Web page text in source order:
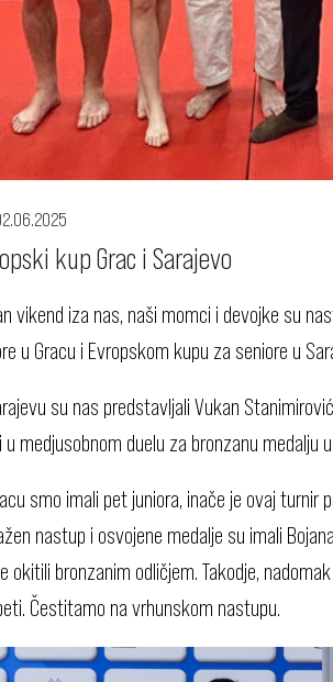
kup Grac i Sarajevo
vikend iza nas, naši momci i devojke su
u Gracu i Evropskom kupu za seniore u
su nas predstavljali Vukan
u medjusobnom duelu za bronzanu medalju
smo imali pet juniora, inače je ovaj turnir
nastup i osvojene medalje su imali
okitili bronzanim odličjem. Takodje,
Čestitamo na vrhunskom nastupu.